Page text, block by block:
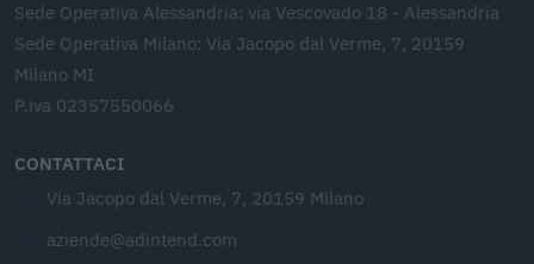
Sede Operativa Alessandria: via Vescovado 18 - Alessandria
Sede Operativa Milano: Via Jacopo dal Verme, 7, 20159
Milano MI
P.iva 02357550066
CONTATTACI
Via Jacopo dal Verme, 7, 20159 Milano
aziende@adintend.com